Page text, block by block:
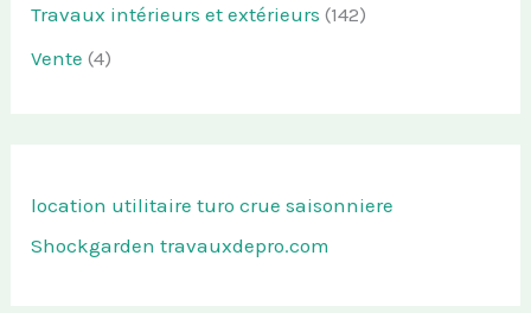
Travaux intérieurs et extérieurs (142)
Vente (4)
location utilitaire turo crue saisonniere
Shockgarden travauxdepro.com